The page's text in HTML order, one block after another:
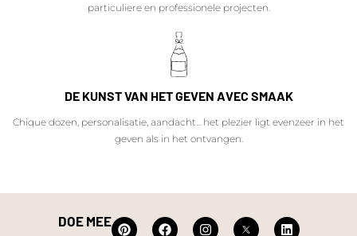
particuliere en professionele projecten.
DE KUNST VAN HET GEVEN AVEC SMAAK
Chique dozen, personalisatie, aandacht... het plezier ligt evenzeer in het
geven als in het ontvangen.
DOE MEE